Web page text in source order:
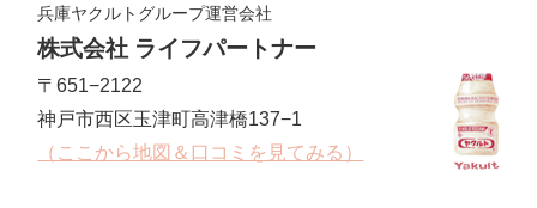
兵庫ヤクルトグループ運営会社
株式会社 ライフパートナー
〒651−2122
神戸市西区玉津町高津橋137−1
（ここから地図＆口コミを見てみる）